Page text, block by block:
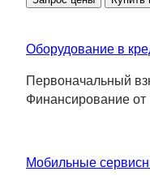
Оборудование в
Первоначальный
Финансирование
Мобильные